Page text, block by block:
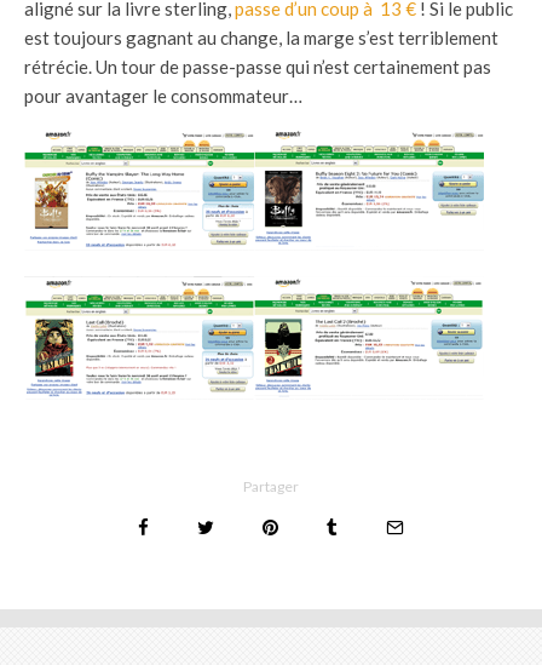
aligné sur la livre sterling,passe d’un coup à 13 € ! Si le public
est toujours gagnant au change, la marge s’est terriblement
rétrécie. Un tour de passe-passe qui n’est certainement pas
pour avantager le consommateur…
Partager